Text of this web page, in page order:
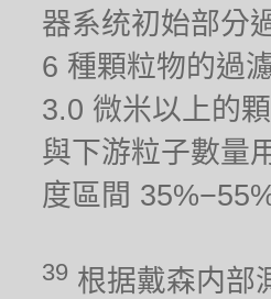
器系统初始部分
6 種顆粒物的過
3.0 微米以上的
與下游粒子數量
度區間
39 根据戴森内部